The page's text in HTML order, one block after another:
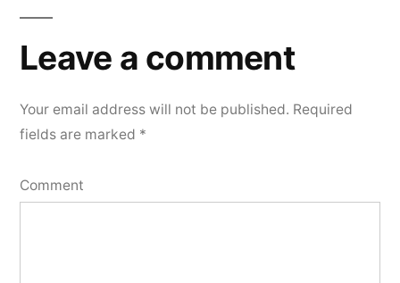
Leave
a
Your email address will not be published. Required
fields are marked *
Comment
Leave a comment